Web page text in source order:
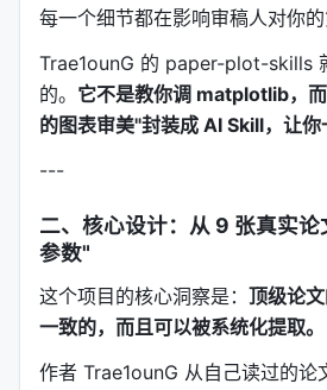
每一个细节都在影响审稿人对你的
Trae1ounG 的 paper-plot-skills
的。 它不是教你调 matplotlib，
的图表审美"封装成 AI Skill，让你
---
二、核心设计：从 9 张真实
参数"
这个项目的核心洞察是： 顶级论
一致的，而且可以被系统化提取。
作者 Trae1ounG 从自己读过的论